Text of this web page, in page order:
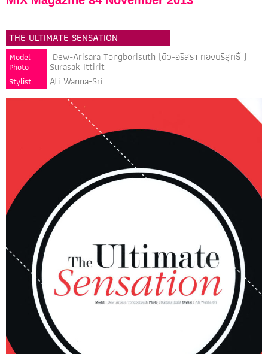
THE ULTIMATE SENSATION
Model Dew-Arisara Tongborisuth (ดิว-อริสรา ทองบริสุทธิ์ )
Photo Surasak Ittirit
Stylist Ati Wanna-Sri